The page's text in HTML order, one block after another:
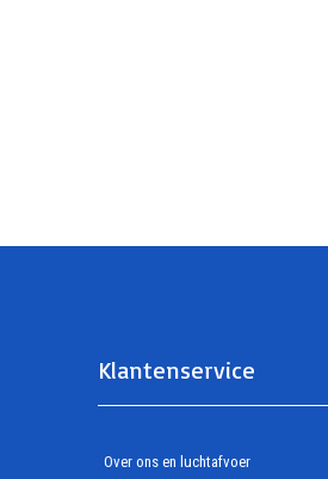
Klantenservice
Over ons en luchtafvoer